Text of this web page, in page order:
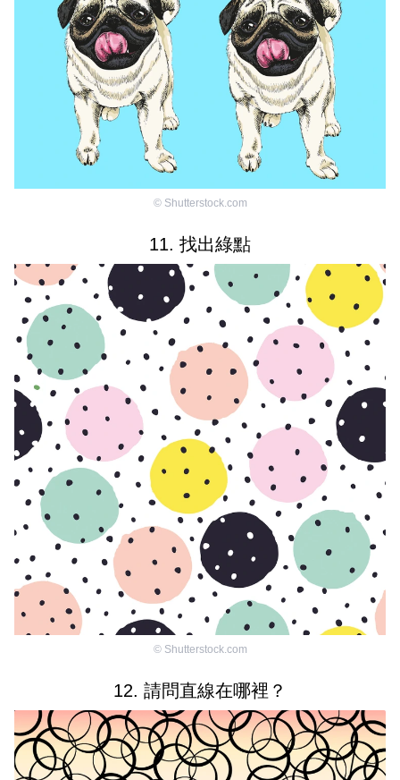
© Shutterstock.com
11. 找出綠點
© Shutterstock.com
12. 請問直線在哪裡？